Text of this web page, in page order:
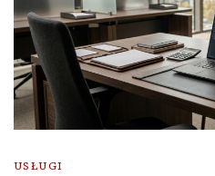
USŁUGI